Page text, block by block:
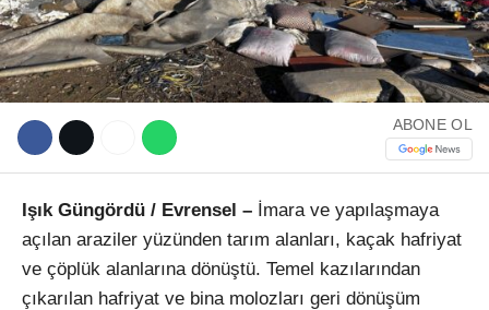
ABONE OL
Işık Güngördü / Evrensel – İmara ve yapılaşmaya
açılan araziler yüzünden tarım alanları, kaçak hafriyat
ve çöplük alanlarına dönüştü. Temel kazılarından
çıkarılan hafriyat ve bina molozları geri dönüşüm